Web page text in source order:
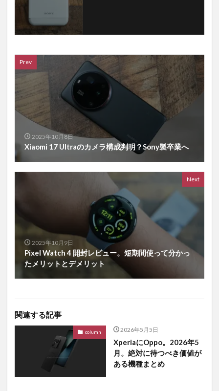
Prev
2025年10月8日
Xiaomi 17 Ultraのカメラ構成判明？Sony製卒業へ
Next
2025年10月9日
Pixel Watch 4 開封レビュー。短期間使って分かっ
たメリットとデメリット
関連する記事
column 2026年5月5日
XperiaにOppo。2026年5
月。絶対に待つべき価値が
ある機種まとめ